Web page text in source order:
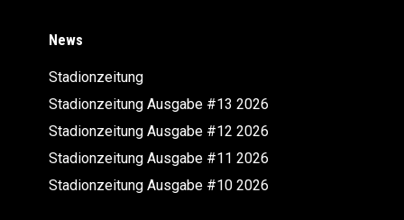
News
Stadionzeitung
Stadionzeitung Ausgabe #13 2026
Stadionzeitung Ausgabe #12 2026
Stadionzeitung Ausgabe #11 2026
Stadionzeitung Ausgabe #10 2026